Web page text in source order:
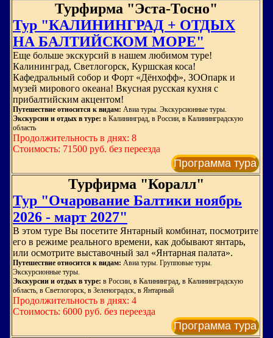
Турфирма "Эста-Тосно"
Тур "КАЛИНИНГРАД + ОТДЫХ
НА БАЛТИЙСКОМ МОРЕ"
Еще больше экскурсий в нашем любимом туре!
Калининград, Светлогорск, Куршская коса!
Кафедральный собор и Форт «Дёнхофф», ЗООпарк и
музей мирового океана! Вкусная русская кухня с
прибалтийским акцентом!
Путешествие относится к видам: Авиа туры. Экскурсионные туры.
Экскурсии и отдых в туре: в Калининград, в России, в Калининградскую
область
Продолжительность в днях: 8
Стоимость: 71500 руб. без переезда
Программа тура
Турфирма "Коралл"
Тур "Очарование Балтики ноябрь
2026 - март 2027"
В этом туре Вы посетите Янтарный комбинат, посмотрите
его в режиме реального времени, как добывают янтарь,
или осмотрите выставочный зал «Янтарная палата».
Путешествие относится к видам: Авиа туры. Групповые туры.
Экскурсионные туры.
Экскурсии и отдых в туре: в России, в Калининград, в Калининградскую
область, в Светлогорск, в Зеленоградск, в Янтарный
Продолжительность в днях: 4
Стоимость: 6000 руб. без переезда
Программа тура